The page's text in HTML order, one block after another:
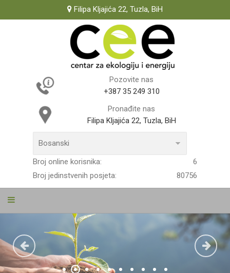
Filipa Kljajića 22, Tuzla, BiH
Pozovite nas
+387 35 249 310
Pronađite nas
Filipa Kljajića 22, Tuzla, BiH
Broj online korisnika:
6
Broj jedinstvenih posjeta:
80756